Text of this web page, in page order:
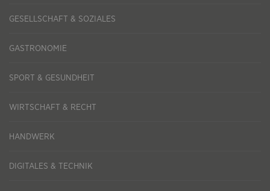
GESELLSCHAFT & SOZIALES
GASTRONOMIE
SPORT & GESUNDHEIT
WIRTSCHAFT & RECHT
HANDWERK
DIGITALES & TECHNIK